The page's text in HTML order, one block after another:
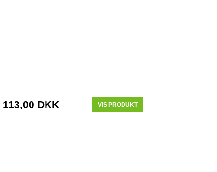
113,00 DKK VIS PRODUKT